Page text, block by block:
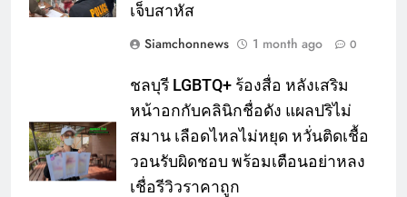
เจ็บสาหัส
Siamchonnews
1 month ago 0
ชลบุรี LGBTQ+ ร้องสื่อ หลังเสริม
หน้าอกกับคลินิกชื่อดัง แผลปริไม่
สมาน เลือดไหลไม่หยุด หวั่นติดเชื้อ
วอนรับผิดชอบ พร้อมเตือนอย่าหลง
เชื่อรีวิวราคาถูก